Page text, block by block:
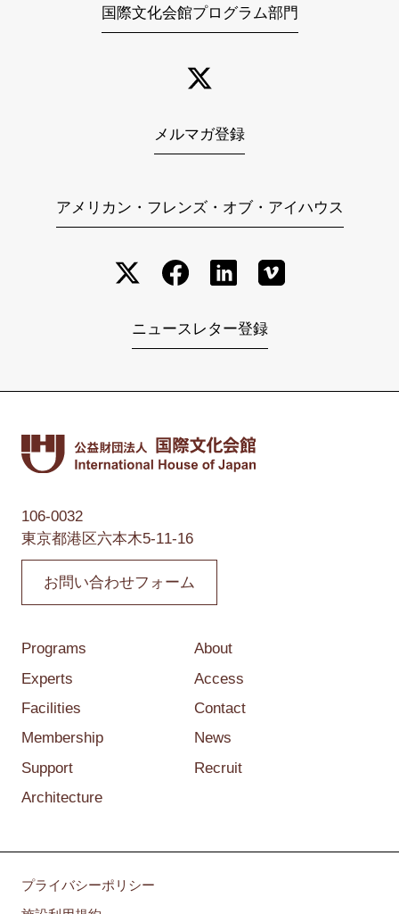
国際文化会館プログラム部門
メルマガ登録
アメリカン・フレンズ・オブ・アイハウス
ニュースレター登録
106-0032
東京都港区六本木5-11-16
お問い合わせフォーム
Programs
Experts
Facilities
Membership
Support
Architecture
About
Access
Contact
News
Recruit
プライバシーポリシー